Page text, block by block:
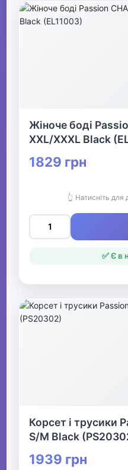
Жіноче боді
XXL/XXXL Black
1829 грн
👆 Натисніть для
✅ Є в
Корсет і трусики
S/M Black
1939 грн